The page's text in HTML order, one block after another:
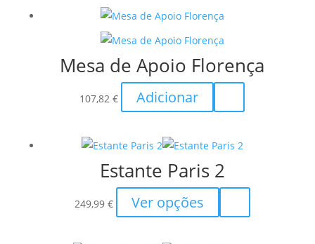
Mesa de Apoio Florença
107,82€ Adicionar
Estante Paris 2
249,99 € Ver opções
product